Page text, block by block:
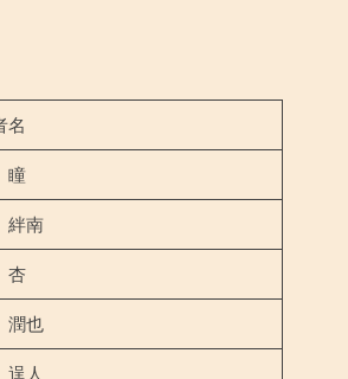
名
瞳
南
杏
也
人